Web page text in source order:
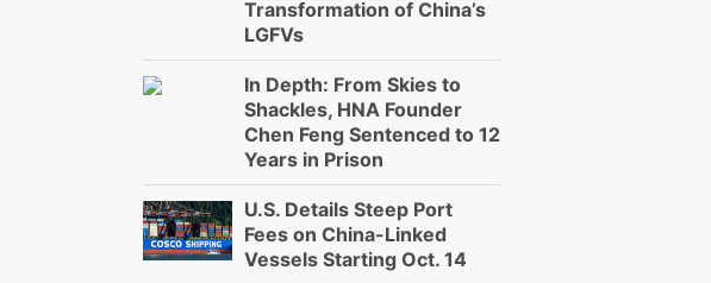
Transformation of China’s
LGFVs
In Depth: From Skies to
Shackles, HNA Founder
Chen Feng Sentenced to 12
Years in Prison
U.S. Details Steep Port
Fees on China-Linked
Vessels Starting Oct. 14